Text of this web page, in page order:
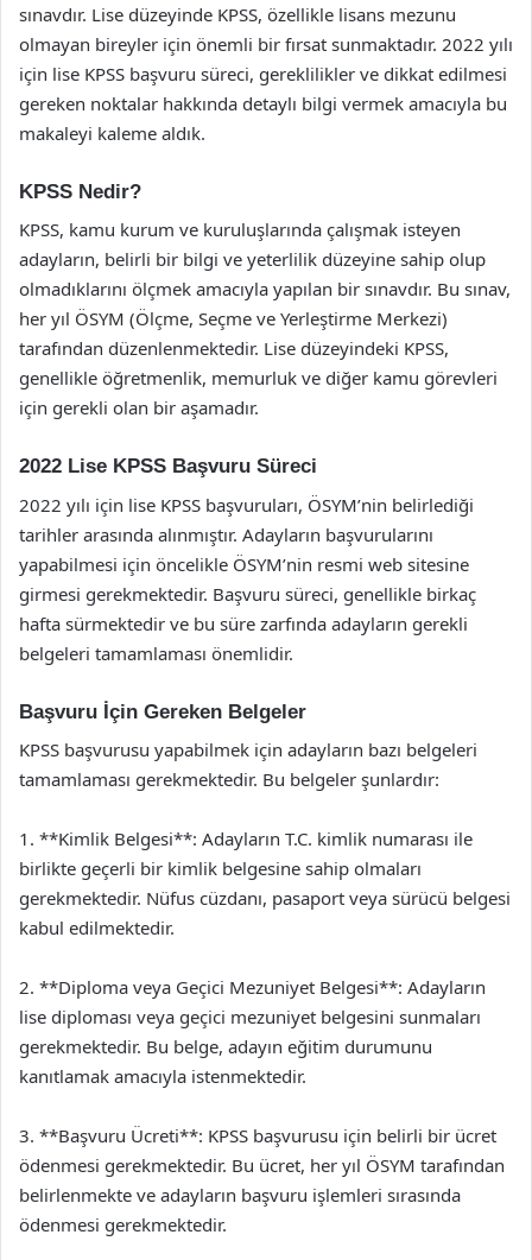
sınavdır. Lise düzeyinde KPSS, özellikle lisans mezunu
olmayan bireyler için önemli bir fırsat sunmaktadır. 2022 yılı
için lise KPSS başvuru süreci, gereklilikler ve dikkat edilmesi
gereken noktalar hakkında detaylı bilgi vermek amacıyla bu
makaleyi kaleme aldık.
KPSS Nedir?
KPSS, kamu kurum ve kuruluşlarında çalışmak isteyen
adayların, belirli bir bilgi ve yeterlilik düzeyine sahip olup
olmadıklarını ölçmek amacıyla yapılan bir sınavdır. Bu sınav,
her yıl ÖSYM (Ölçme, Seçme ve Yerleştirme Merkezi)
tarafından düzenlenmektedir. Lise düzeyindeki KPSS,
genellikle öğretmenlik, memurluk ve diğer kamu görevleri
için gerekli olan bir aşamadır.
2022 Lise KPSS Başvuru Süreci
2022 yılı için lise KPSS başvuruları, ÖSYM’nin belirlediği
tarihler arasında alınmıştır. Adayların başvurularını
yapabilmesi için öncelikle ÖSYM’nin resmi web sitesine
girmesi gerekmektedir. Başvuru süreci, genellikle birkaç
hafta sürmektedir ve bu süre zarfında adayların gerekli
belgeleri tamamlaması önemlidir.
Başvuru İçin Gereken Belgeler
KPSS başvurusu yapabilmek için adayların bazı belgeleri
tamamlaması gerekmektedir. Bu belgeler şunlardır:
1. **Kimlik Belgesi**: Adayların T.C. kimlik numarası ile
birlikte geçerli bir kimlik belgesine sahip olmaları
gerekmektedir. Nüfus cüzdanı, pasaport veya sürücü belgesi
kabul edilmektedir.
2. **Diploma veya Geçici Mezuniyet Belgesi**: Adayların
lise diploması veya geçici mezuniyet belgesini sunmaları
gerekmektedir. Bu belge, adayın eğitim durumunu
kanıtlamak amacıyla istenmektedir.
3. **Başvuru Ücreti**: KPSS başvurusu için belirli bir ücret
ödenmesi gerekmektedir. Bu ücret, her yıl ÖSYM tarafından
belirlenmekte ve adayların başvuru işlemleri sırasında
ödenmesi gerekmektedir.